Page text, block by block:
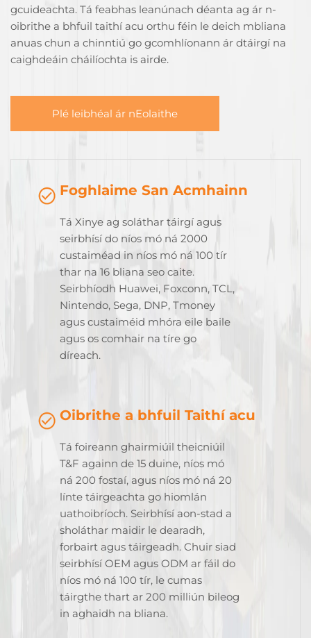
gcuideachta. Tá feabhas leanúnach déanta ag ár n-
oibrithe a bhfuil taithí acu orthu féin le deich mbliana
anuas chun a chinntiú go gcomhlíonann ár dtáirgí na
caighdeáin cháilíochta is airde.
Plé leibhéal ár nEolaithe
Foghlaime San Acmhainn
Tá Xinye ag soláthar táirgí agus
seirbhísí do níos mó ná 2000
custaiméad in níos mó ná 100 tír
thar na 16 bliana seo caite.
Seirbhíodh Huawei, Foxconn, TCL,
Nintendo, Sega, DNP, Tmoney
agus custaiméid mhóra eile baile
agus os comhair na tíre go
díreach.
Oibrithe a bhfuil Taithí acu
Tá foireann ghairmiúil theicniúil
T&F againn de 15 duine, níos mó
ná 200 fostaí, agus níos mó ná 20
línte táirgeachta go hiomlán
uathoibríoch. Seirbhísí aon-stad a
sholáthar maidir le dearadh,
forbairt agus táirgeadh. Chuir siad
seirbhísí OEM agus ODM ar fáil do
níos mó ná 100 tír, le cumas
táirgthe thart ar 200 milliún bileog
in aghaidh na bliana.